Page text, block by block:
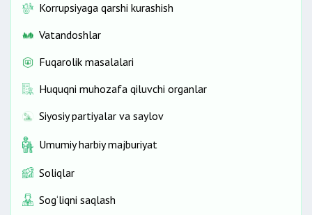
Korrupsiyaga qarshi kurashish
Vatandoshlar
Fuqarolik masalalari
Huquqni muhozafa qiluvchi organlar
Siyosiy partiyalar va saylov
Umumiy harbiy majburiyat
Soliqlar
Sog‘liqni saqlash